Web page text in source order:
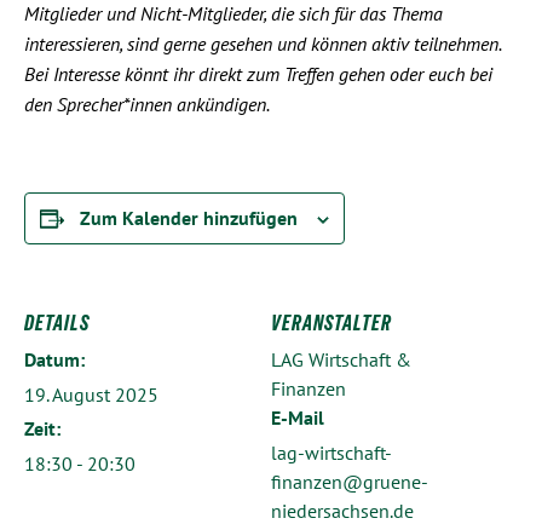
Mitglieder und Nicht-Mitglieder, die sich für das Thema
interessieren, sind gerne gesehen und können aktiv teilnehmen.
Bei Interesse könnt ihr direkt zum Treffen gehen oder euch bei
den Sprecher*innen ankündigen.
Zum Kalender hinzufügen
DETAILS
Datum:
19. August 2025
Zeit:
18:30 - 20:30
VERANSTALTER
LAG Wirtschaft &
Finanzen
E-Mail
lag-wirtschaft-
finanzen@gruene-
niedersachsen.de